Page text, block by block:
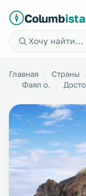
Columbista
Главная Страны
Фаял о.